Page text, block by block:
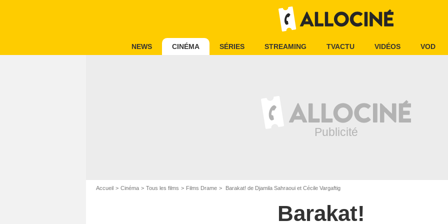
NEWS CINÉMA SÉRIES STREAMING TVACTU VIDÉOS VOD
Accueil Cinéma Tous les films Films Drame Barakat! de Djamila Sahraoui et Cécile Vargaftig
Barakat!